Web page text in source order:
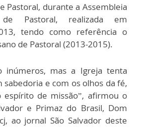
Pastoral, durante a Assembleia
de Pastoral, realizada em
tendo como referência o
de Pastoral (2013-2015).
inúmeros, mas a Igreja tenta
sabedoria e com os olhos da fé,
de missão”, afirmou o
e Primaz do Brasil, Dom
ao jornal São Salvador deste